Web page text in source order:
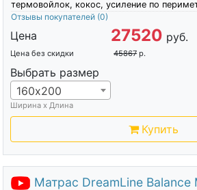
термовойлок, кокос, усиление по
Отзывы покупателей (0)
Цена 27520 руб.
Цена без скидки 45867 р.
Выбрать размер
160х200
Ширина х Длина
Купить
Матрас DreamLine Balance